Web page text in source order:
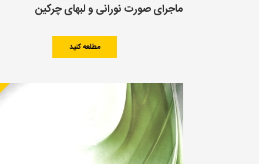
ماجرای صورت نورانی و لبهای چرکین
مطلعه کنید